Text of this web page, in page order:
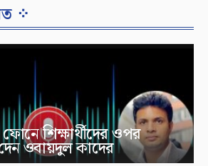
⁘
শিক্ষার্থীদের ওপর
ওবায়দুল কাদের